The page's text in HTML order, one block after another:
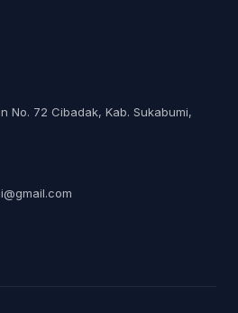
No. 72 Cibadak, Kab. Sukabumi,